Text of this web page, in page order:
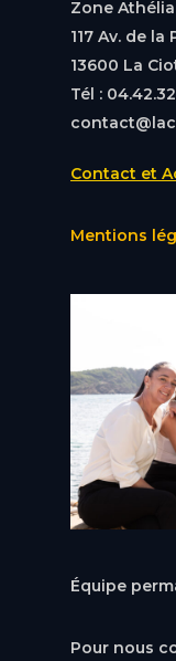
Zone Athélia
117 Av. de
13600 La
Tél :
Contact et
Mentions
Équipe
Pour nous